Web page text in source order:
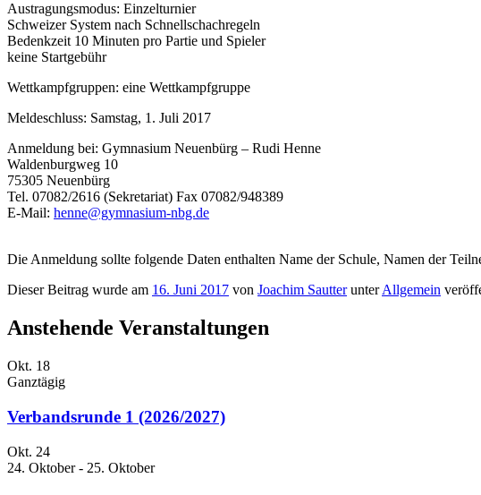
Austragungsmodus: Einzelturnier
Schweizer System nach Schnellschachregeln
Bedenkzeit 10 Minuten pro Partie und Spieler
keine Startgebühr
Wettkampfgruppen: eine Wettkampfgruppe
Meldeschluss: Samstag, 1. Juli 2017
Anmeldung bei: Gymnasium Neuenbürg – Rudi Henne
Waldenburgweg 10
75305 Neuenbürg
Tel. 07082/2616 (Sekretariat) Fax 07082/948389
E-Mail: henne@gymnasium-nbg.de
Die Anmeldung sollte folgende Daten enthalten Name der Schule, Namen der
Dieser Beitrag wurde am 16. Juni 2017 von Joachim SautterunterAllgemein
Anstehende Veranstaltungen
Okt. 18
Ganztägig
Verbandsrunde 1 (2026/2027)
Okt. 24
24. Oktober- 25. Oktober